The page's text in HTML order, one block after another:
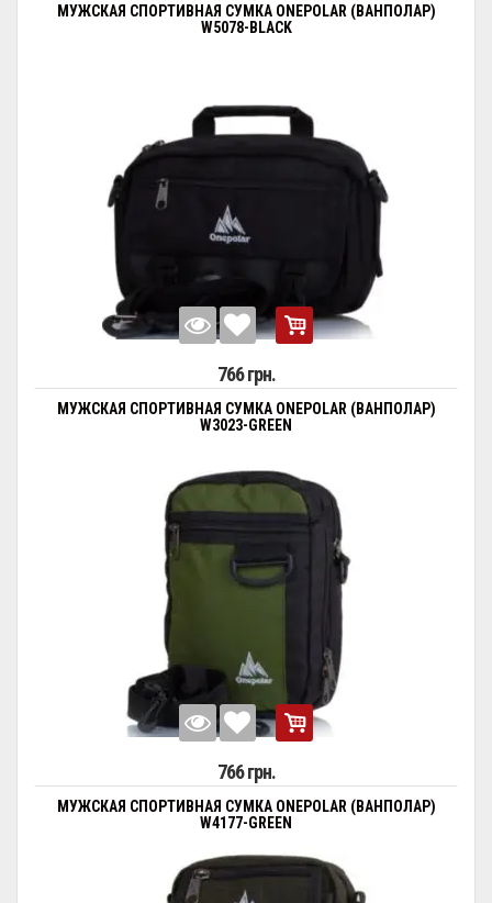
МУЖСКАЯ СПОРТИВНАЯ СУМКА ONEPOLAR (ВАНПОЛАР)
W5078-BLACK
766 грн.
МУЖСКАЯ СПОРТИВНАЯ СУМКА ONEPOLAR (ВАНПОЛАР)
W3023-GREEN
766 грн.
МУЖСКАЯ СПОРТИВНАЯ СУМКА ONEPOLAR (ВАНПОЛАР)
W4177-GREEN